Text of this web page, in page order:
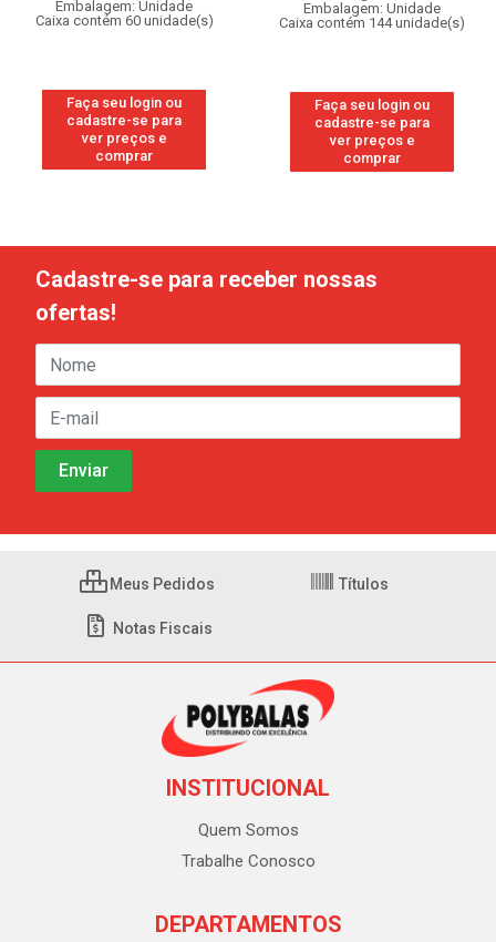
Embalagem: Unidade
Caixa contém 60 unidade(s)
Faça seu login ou
cadastre-se para
ver preços e
comprar
Embalagem: Unidade
Caixa contém 144 unidade(s)
Faça seu login ou
cadastre-se para
ver preços e
comprar
Cadastre-se para receber nossas
ofertas!
Meus Pedidos Títulos
Notas Fiscais
INSTITUCIONAL
Quem Somos
Trabalhe Conosco
DEPARTAMENTOS